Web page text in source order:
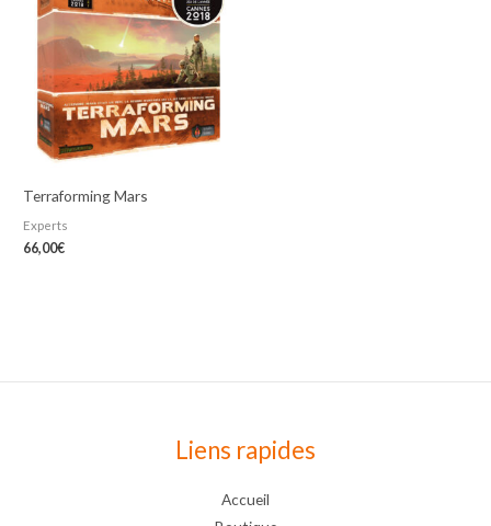
Terraforming Mars
Experts
66,00€
Liens rapides
Accueil